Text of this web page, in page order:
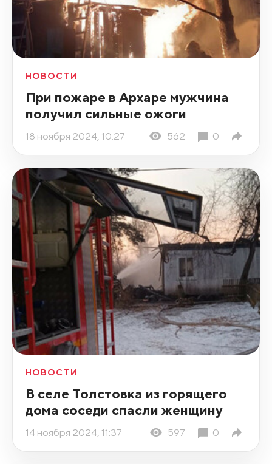
НОВОСТИ
При пожаре в Архаре мужчина
получил сильные ожоги
18 ноября 2024, 10:27 562 0
НОВОСТИ
В селе Толстовка из горящего
дома соседи спасли женщину
14 ноября 2024, 11:37 597 0